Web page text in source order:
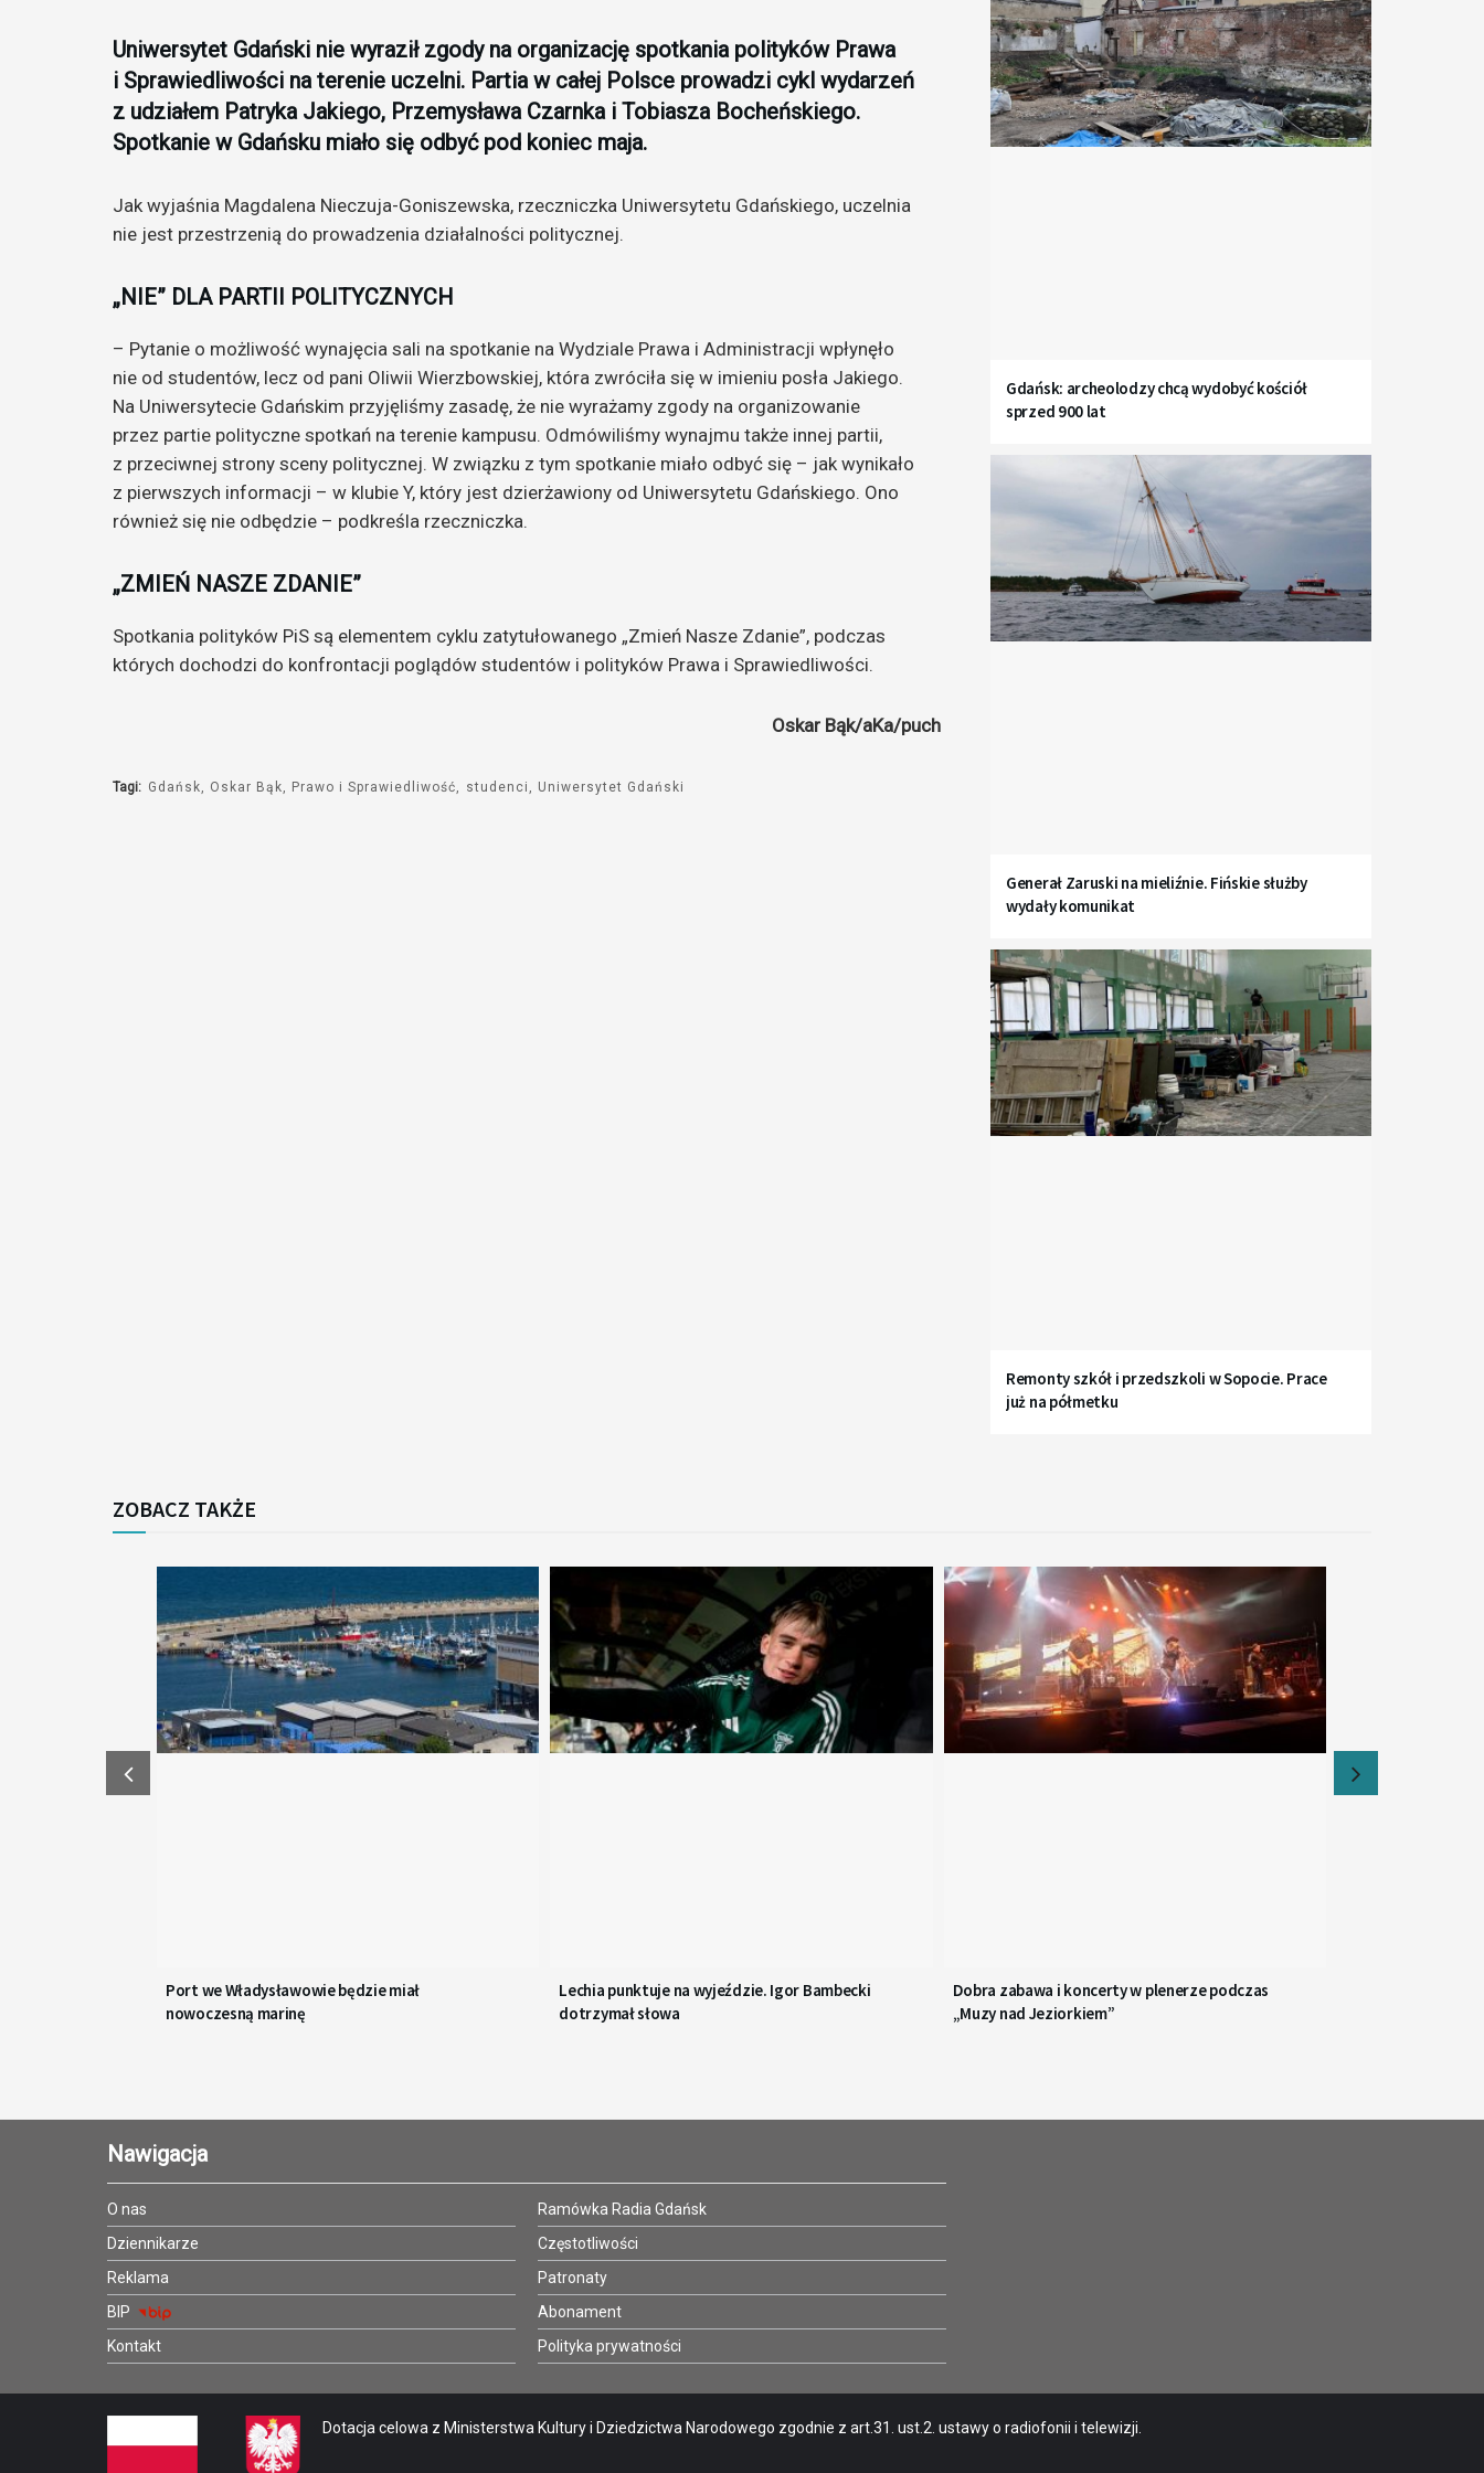
Uniwersytet Gdański nie wyraził zgody na organizację spotkania polityków Prawa
i Sprawiedliwości na terenie uczelni. Partia w całej Polsce prowadzi cykl wydarzeń
z udziałem Patryka Jakiego, Przemysława Czarnka i Tobiasza Bocheńskiego.
Spotkanie w Gdańsku miało się odbyć pod koniec maja.
Jak wyjaśnia Magdalena Nieczuja-Goniszewska, rzeczniczka Uniwersytetu Gdańskiego, uczelnia
nie jest przestrzenią do prowadzenia działalności politycznej.
„NIE” DLA PARTII POLITYCZNYCH
– Pytanie o możliwość wynajęcia sali na spotkanie na Wydziale Prawa i Administracji wpłynęło
nie od studentów, lecz od pani Oliwii Wierzbowskiej, która zwróciła się w imieniu posła Jakiego.
Na Uniwersytecie Gdańskim przyjęliśmy zasadę, że nie wyrażamy zgody na organizowanie
przez partie polityczne spotkań na terenie kampusu. Odmówiliśmy wynajmu także innej partii,
z przeciwnej strony sceny politycznej. W związku z tym spotkanie miało odbyć się – jak wynikało
z pierwszych informacji – w klubie Y, który jest dzierżawiony od Uniwersytetu Gdańskiego. Ono
również się nie odbędzie – podkreśla rzeczniczka.
„ZMIEŃ NASZE ZDANIE”
Spotkania polityków PiS są elementem cyklu zatytułowanego „Zmień Nasze Zdanie”, podczas
których dochodzi do konfrontacji poglądów studentów i polityków Prawa i Sprawiedliwości.
Oskar Bąk/aKa/puch
Tagi: Gdańsk Oskar Bąk Prawo i Sprawiedliwość studenci Uniwersytet Gdański
Gdańsk: archeolodzy chcą wydobyć kościół
sprzed 900 lat
Generał Zaruski na mieliźnie. Fińskie służby
wydały komunikat
Remonty szkół i przedszkoli w Sopocie. Prace
już na półmetku
ZOBACZ TAKŻE
Port we Władysławowie będzie miał
nowoczesną marinę
Lechia punktuje na wyjeździe. Igor Bambecki
dotrzymał słowa
Dobra zabawa i koncerty w plenerze podczas
„Muzy nad Jeziorkiem”
Nawigacja
O nas
Dziennikarze
Reklama
BIP
Kontakt
Ramówka Radia Gdańsk
Częstotliwości
Patronaty
Abonament
Polityka prywatności
Dotacja celowa z Ministerstwa Kultury i Dziedzictwa Narodowego zgodnie z art.31. ust.2. ustawy o radiofonii i telewizji.